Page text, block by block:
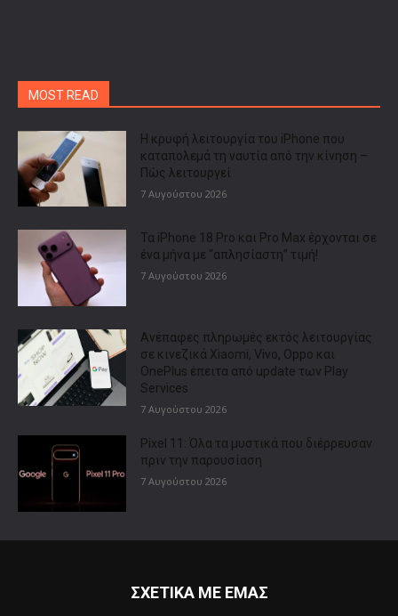
MOST READ
Η κρυφή λειτουργία του iPhone που
καταπολεμά τη ναυτία από την κίνηση –
Πώς λειτουργεί
7 Αυγούστου 2026
Τα iPhone 18 Pro και Pro Max έρχονται σε
ένα μήνα με “απλησίαστη” τιμή!
7 Αυγούστου 2026
Ανέπαφες πληρωμές εκτός λειτουργίας
σε κινεζικά Xiaomi, Vivo, Oppo και
OnePlus έπειτα από update των Play
Services
7 Αυγούστου 2026
Pixel 11: Όλα τα μυστικά που διέρρευσαν
πριν την παρουσίαση
7 Αυγούστου 2026
ΣΧΕΤΙΚΑ ΜΕ ΕΜΑΣ